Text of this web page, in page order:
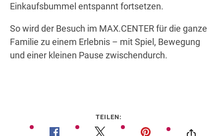
Einkaufsbummel entspannt fortsetzen.
So wird der Besuch im MAX.CENTER für die ganze
Familie zu einem Erlebnis – mit Spiel, Bewegung
und einer kleinen Pause zwischendurch.
TEILEN: